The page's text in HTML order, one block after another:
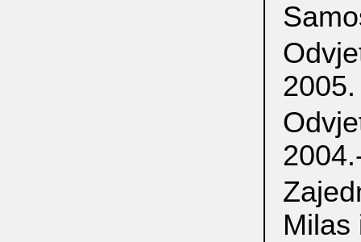
Milas